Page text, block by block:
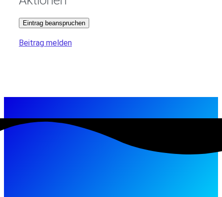
Eintrag beanspruchen
Beitrag melden